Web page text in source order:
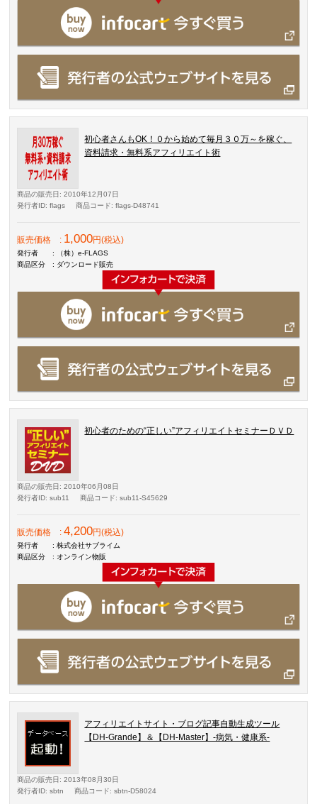
初心者さんもOK！０から始めて毎月３０万～を稼ぐ、
資料請求・無料系アフィリエイト術
商品の販売日 : 2010年12月07日
発行者ID: flags 商品コード: flags-D48741
販売価格 : 1,000円(税込)
発行者
: （株）e-FLAGS
商品区分
: ダウンロード販売
初心者のための“正しい”アフィリエイトセミナーＤＶＤ
商品の販売日 : 2010年06月08日
発行者ID: sub11 商品コード: sub11-S45629
販売価格 :4,200円(税込)
発行者
: 株式会社サブライム
商品区分
: オンライン物販
アフィリエイトサイト・ブログ記事自動生成ツール
【DH-Grande】＆【DH-Master】-病気・健康系-
商品の販売日 : 2013年08月30日
発行者ID: sbtn 商品コード: sbtn-D58024